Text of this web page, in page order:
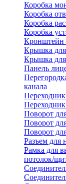
Коробка
Коробка
Коробка
Коробка
Кронштейн
Крышка для
Крышка для
Панель
канала
Переходник
Переходник
Поворот
Поворот
Поворот
Разъем для
Рамка для
потолок/